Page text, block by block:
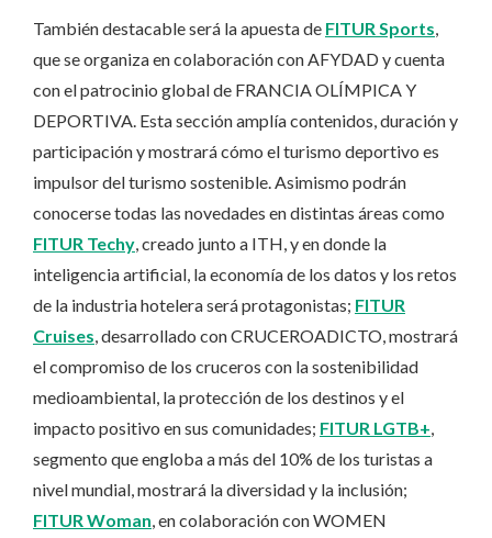
También destacable será la apuesta de FITUR Sports
que se organiza en colaboración con AFYDAD y cuenta
con el patrocinio global de FRANCIA OLÍMPICA Y
DEPORTIVA. Esta sección amplía contenidos, duración y
participación y mostrará cómo el turismo deportivo es
impulsor del turismo sostenible. Asimismo podrán
conocerse todas las novedades en distintas áreas como
FITUR Techy , creado junto a ITH, y en donde la
inteligencia artificial, la economía de los datos y los retos
de la industria hotelera será protagonistas; FITUR
Cruises , desarrollado con CRUCEROADICTO, mostrará
el compromiso de los cruceros con la sostenibilidad
medioambiental, la protección de los destinos y el
impacto positivo en sus comunidades; FITUR LGTB+
segmento que engloba a más del 10% de los turistas a
nivel mundial, mostrará la diversidad y la inclusión;
FITUR Woman , en colaboración con WOMEN